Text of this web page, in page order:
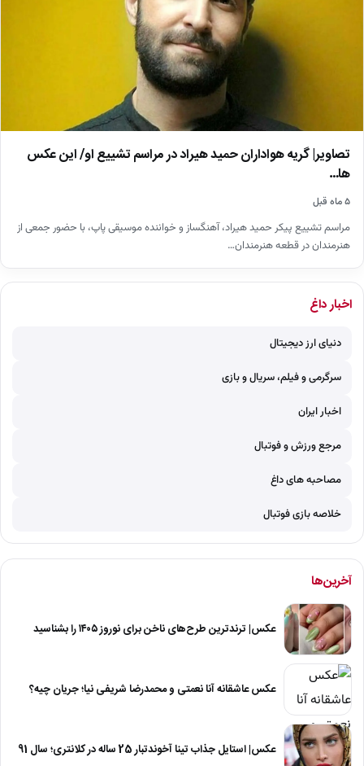
تصاویر| گریه هواداران حمید هیراد در مراسم تشییع او/ این عکس
ها…
۵ ماه قبل
مراسم تشییع پیکر حمید هیراد، آهنگساز و خواننده موسیقی پاپ، با حضور جمعی از
هنرمندان در قطعه هنرمندان…
اخبار داغ
دنیای ارز دیجیتال
سرگرمی و فیلم، سریال و بازی
اخبار ایران
مرجع ورزش و فوتبال
مصاحبه های داغ
خلاصه بازی فوتبال
آخرین‌ها
عکس| ترندترین طرح‌های ناخن برای نوروز ۱۴۰۵ را بشناسید
عکس عاشقانه آنا نعمتی و محمدرضا شریفی نیا؛ جریان چیه؟
عکس| استایل جذاب تینا آخوندتبار 25 ساله در کلانتری؛ سال 91